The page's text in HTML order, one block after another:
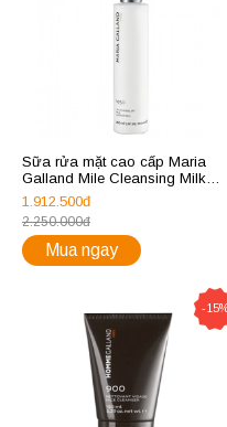
Sữa rửa mặt cao cấp Maria
Galland Mile Cleansing Milk
1050
1.912.500đ
2.250.000đ
Mua ngay
-